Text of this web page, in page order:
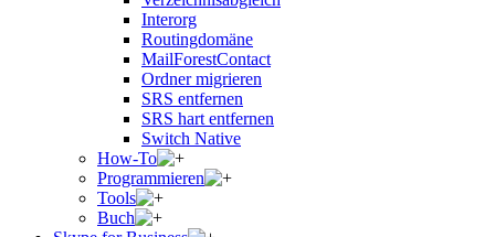
Interorg
Routingdomäne
MailForestContact
Ordner migrieren
SRS entfernen
SRS hart entfernen
Switch Native
How-To
Programmieren
Tools
Buch